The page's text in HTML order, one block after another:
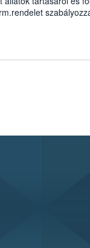
a veszélyes